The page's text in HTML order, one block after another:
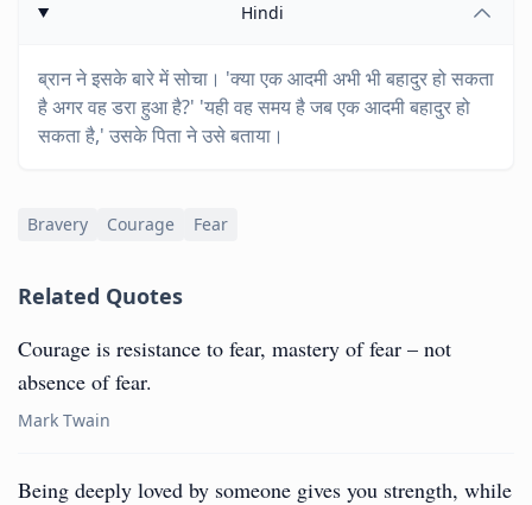
Hindi
ब्रान ने इसके बारे में सोचा। 'क्या एक आदमी अभी भी बहादुर हो सकता
है अगर वह डरा हुआ है?' 'यही वह समय है जब एक आदमी बहादुर हो
सकता है,' उसके पिता ने उसे बताया।
Bravery Courage Fear
Related Quotes
Courage is resistance to fear, mastery of fear – not
absence of fear.
Mark Twain
Being deeply loved by someone gives you strength, while